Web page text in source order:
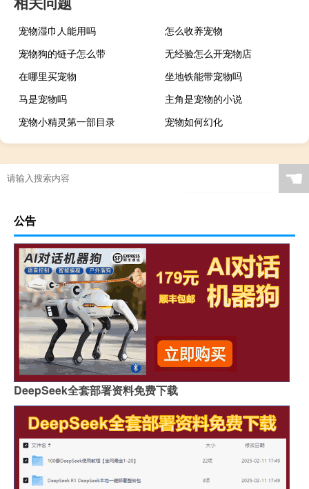
宠物湿巾人能用吗
怎么收养宠物
宠物狗的链子怎么带
无经验怎么开宠物店
在哪里买宠物
坐地铁能带宠物吗
马是宠物吗
主角是宠物的小说
宠物小精灵第一部目录
宠物如何幻化
☚
公告
DeepSeek全套部署资料免费下载